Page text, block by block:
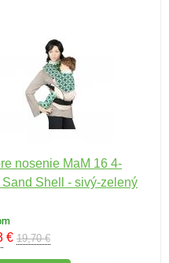
nosenie MaM 16 4-
Sand Shell - sivý-zelený
€ 19,70 €